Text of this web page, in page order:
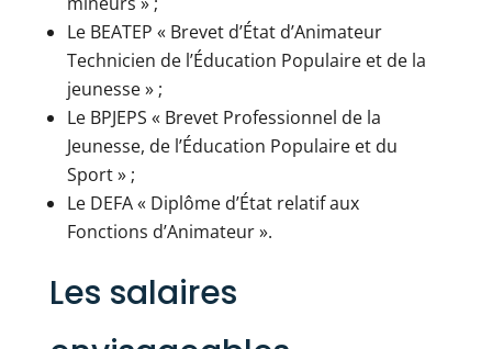
Le BEATEP « Brevet d’État d’Animateur
Technicien de l’Éducation Populaire et de la
jeunesse » ;
Le BPJEPS « Brevet Professionnel de la
Jeunesse, de l’Éducation Populaire et du
Sport » ;
Le DEFA « Diplôme d’État relatif aux
Fonctions d’Animateur ».
Les salaires